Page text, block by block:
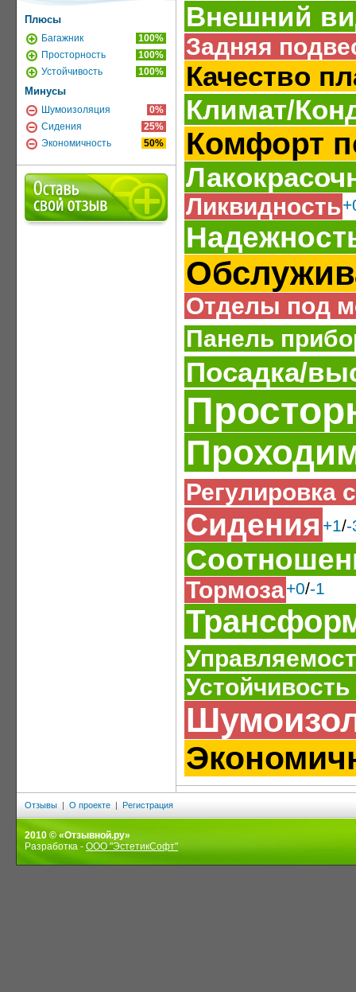
Плюсы
Багажник
100%
Просторность
100%
Устойчивость
100%
Минусы
Шумоизоляция
0%
Сидения
25%
Экономичность
50%
Внешний
Задняя
Качество
Климат/
Комфорт
Ликвидность
Отделы под
Панель
Посадка/
Регулировка
Сидения +1/-
Тормоза+0/-1
Отзывы | О проекте | Регистрация
2010 © «Отзывной.ру»
Разработка - ООО "ЭстетикСофт"